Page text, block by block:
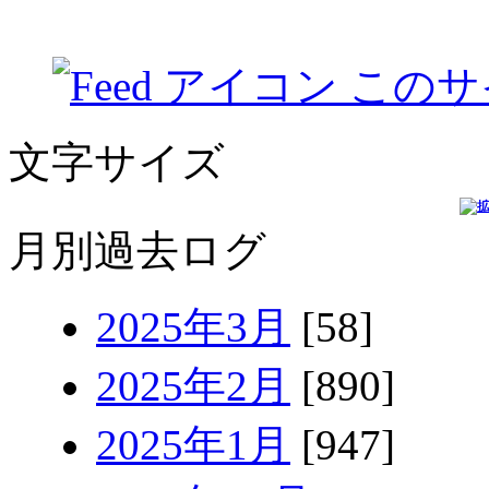
この
文字サイズ
月別過去ログ
2025年3月 [58]
2025年2月 [890]
2025年1月 [947]